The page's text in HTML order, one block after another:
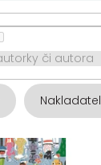
či autora
Nakladatel